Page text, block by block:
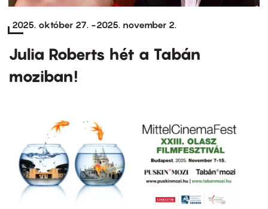
2025. október 27. -2025. november 2.
Julia Roberts hét a Tabán
moziban!